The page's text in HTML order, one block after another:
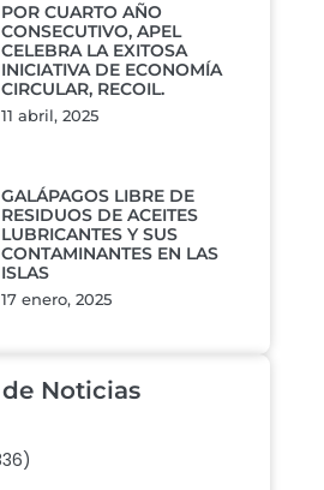
POR CUARTO AÑO
CONSECUTIVO, APEL
CELEBRA LA EXITOSA
INICIATIVA DE ECONOMÍA
CIRCULAR, RECOIL.
11 abril, 2025
GALÁPAGOS LIBRE DE
RESIDUOS DE ACEITES
LUBRICANTES Y SUS
CONTAMINANTES EN LAS
ISLAS
17 enero, 2025
Noticias